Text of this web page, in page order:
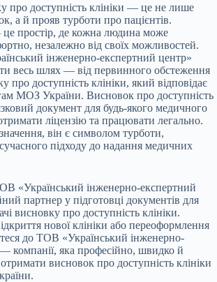
про доступність клініки — це не лише
а й прояв турботи про пацієнтів.
простір, де кожна людина може
незалежно від своїх можливостей.
інженерно-експертний центр»
весь шлях — від первинного обстеження
про доступність клініки, який відповідає
МОЗ України. Висновок про доступність
документ для будь-якого медичного
ліцензію та працювати легально.
він є символом турботи,
сучасного підходу до надання медичних
«Український інженерно-експертний
партнер у підготовці документів для
висновку про доступність клініки.
нової клініки або переоформлення
до ТОВ «Український інженерно-
компанії, яка професійно, швидко й
висновок про доступність клініки